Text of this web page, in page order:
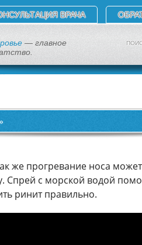
ВРАЧА
— главное
же прогревание носа
Спрей с морской водой
ринит правильно.